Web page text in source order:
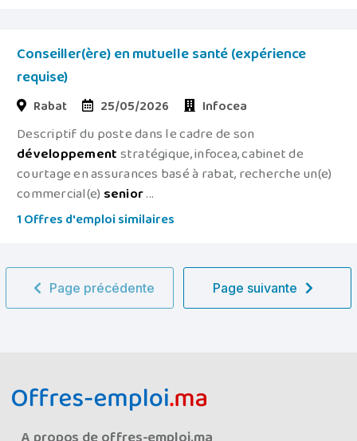
Conseiller(ère) en mutuelle santé (expérience
requise)
Rabat 25/05/2026 Infocea
Descriptif du poste dans le cadre de son
développementstratégique, infocea, cabinet de
courtage en assurances basé à rabat, recherche un(e)
commercial(e) senior...
1 Offres d'emploi similaires
Page précédente Page suivante